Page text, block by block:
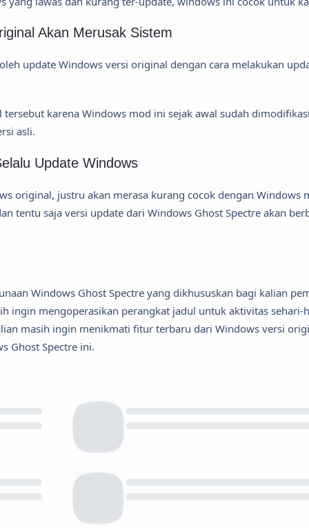
Akan Merusak Sistem
update Windows versi original dengan cara melakukan
karena Windows mod ini sejak awal sudah
asli.
Update Windows
original, justru akan merasa kurang cocok dengan Windows
tentu saja versi update dari Windows Ghost Spectre akan
Windows Ghost Spectre yang dikhususkan bagi kalian
ingin mengoperasikan perangkat jadul untuk aktivitas sehari-
masih ingin menikmati fitur terbaru dari Windows versi
Ghost Spectre ini.